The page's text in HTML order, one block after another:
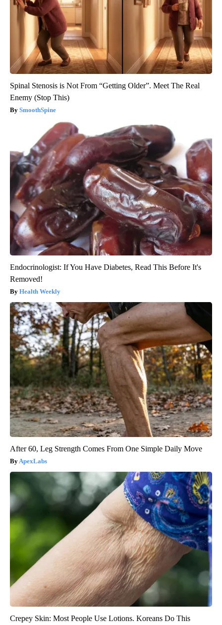
Spinal Stenosis is Not From “Getting Older”. Meet The Real
Enemy (Stop This)
SmoothSpine
Endocrinologist: If You Have Diabetes, Read This Before It's
Removed!
Health Weekly
After 60, Leg Strength Comes From One Simple Daily Move
ApexLabs
Crepey Skin: Most People Use Lotions. Koreans Do This